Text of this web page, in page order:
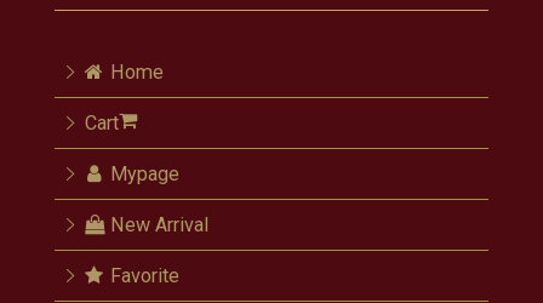
Home
Cart
Mypage
New Arrival
Favorite